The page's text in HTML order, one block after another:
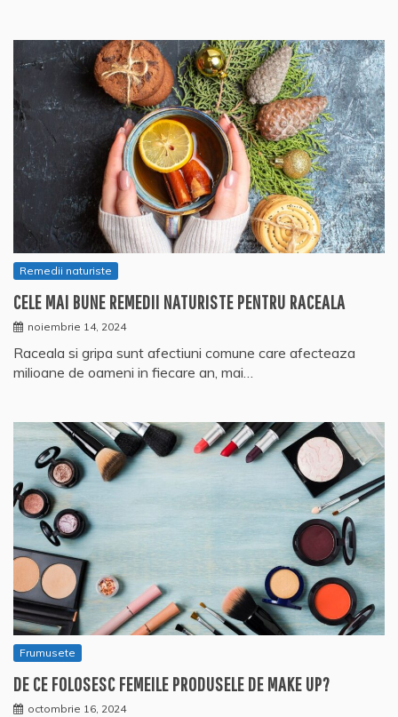
Remedii naturiste
CELE MAI BUNE REMEDII NATURISTE PENTRU RACEALA
noiembrie 14, 2024
Raceala si gripa sunt afectiuni comune care afecteaza
milioane de oameni in fiecare an, mai…
Frumusete
DE CE FOLOSESC FEMEILE PRODUSELE DE MAKE UP?
octombrie 16, 2024